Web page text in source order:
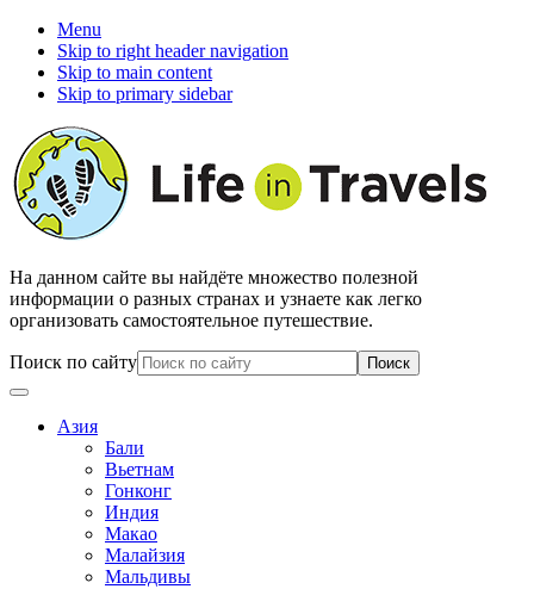
Menu
Skip to right header navigation
Skip to main content
Skip to primary sidebar
На данном сайте вы найдёте множество полезной
информации о разных странах и узнаете как легко
организовать самостоятельное путешествие.
Поиск по сайту
Азия
Бали
Вьетнам
Гонконг
Индия
Макао
Малайзия
Мальдивы